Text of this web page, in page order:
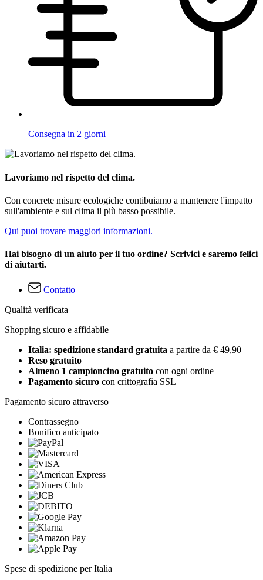
Consegna in 2 giorni
Lavoriamo nel rispetto del clima.
Con concrete misure ecologiche contibuiamo a mantenere l'impatto
sull'ambiente e sul clima il più basso possibile.
Qui puoi trovare maggiori informazioni.
Hai bisogno di un aiuto per il tuo ordine? Scrivici e saremo felici
di aiutarti.
Contatto
Qualità verificata
Shopping sicuro e affidabile
Italia: spedizione standard gratuita a partire da € 49,90
Reso gratuito
Almeno 1 campioncino gratuito con ogni ordine
Pagamento sicuro con crittografia SSL
Pagamento sicuro attraverso
Contrassegno
Bonifico anticipato
Spese di spedizione per Italia